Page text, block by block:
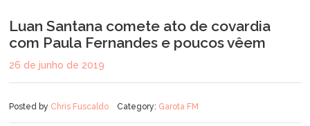
Luan Santana comete ato de covardia
com Paula Fernandes e poucos vêem
26 de junho de 2019
Posted by Chris Fuscaldo Category: Garota FM